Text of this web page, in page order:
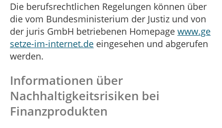
Die berufsrechtlichen Regelungen können über
die vom Bundesministerium der Justiz und von
der juris GmbH betriebenen Homepage www.ge
setze-im-internet.de eingesehen und abgerufen
werden.
Informationen über
Nachhaltigkeitsrisiken bei
Finanzprodukten